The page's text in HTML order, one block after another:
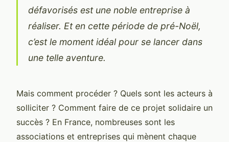
défavorisés est une noble entreprise à
réaliser. Et en cette période de pré-Noël,
c’est le moment idéal pour se lancer dans
une telle aventure.
Mais comment procéder ? Quels sont les acteurs à
solliciter ? Comment faire de ce projet solidaire un
succès ? En France, nombreuses sont les
associations et entreprises qui mènent chaque